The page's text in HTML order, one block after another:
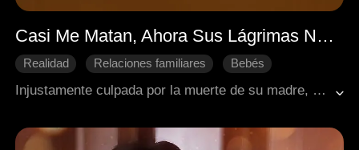
Casi Me Matan, Ahora Sus Lágrimas No Sirven
Realidad Relaciones familiares
Bebés
Injustamente culpada por la muerte de su madre, Emily soportó años de frialdad por parte de su padre y crueldad extrema de sus hermanos. Su obediencia ciega solo atrajo más abusos, hasta que la encontraron agonizando en el oscuro sótano. Fue entonces que su padre por fin descubrió la verdad. Cuando Emily despierta, traumatizada y con el alma rota, ve a su familia llorando y rogando perdón. Pero el mayor impacto llega cuando su difunta madre regresa repentinamente de entre los muertos.